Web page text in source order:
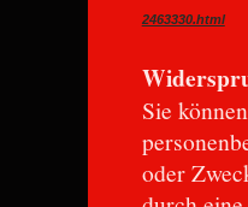
2463330.html
Sie
oder